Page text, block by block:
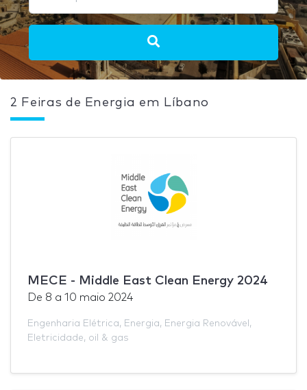
2 Feiras de Energia em Líbano
MECE - Middle East Clean Energy 2024
De 8 a 10 maio 2024
Engenharia Elétrica, Energia, Energia Renovável ,
Eletricidade, oil & gas